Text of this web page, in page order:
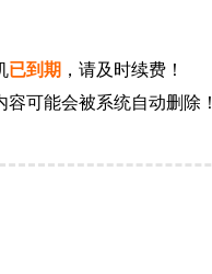
已到期 ，请及时续费！
可能会被系统自动删除！